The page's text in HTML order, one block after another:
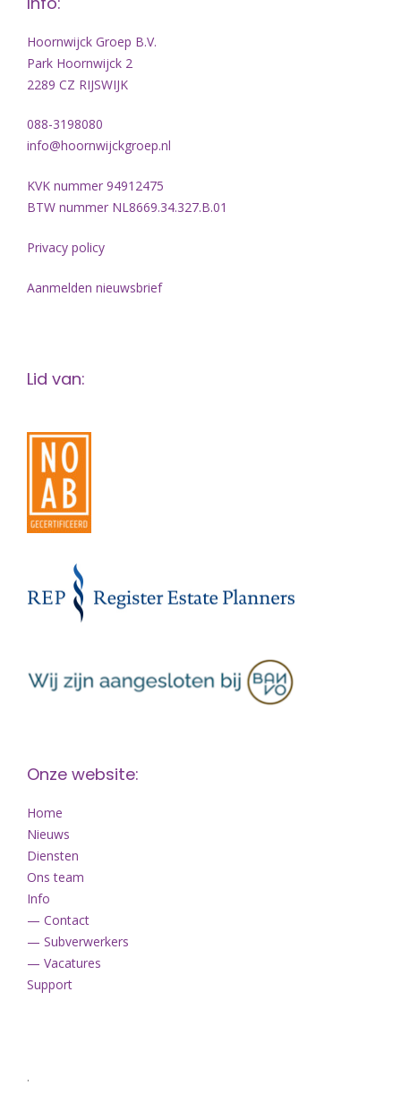
Hoornwijck Groep B.V.
Park Hoornwijck 2
2289 CZ RIJSWIJK
088-3198080
info@hoornwijckgroep.nl
KVK nummer 94912475
BTW nummer NL8669.34.327.B.01
Privacy policy
Aanmelden nieuwsbrief
Lid van:
Onze website:
Home
Nieuws
Diensten
Ons team
Info
— Contact
— Subverwerkers
— Vacatures
Support
.